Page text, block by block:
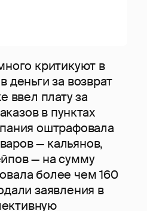
критикуют в
деньги за возврат
ввел плату за
в пунктах
оштрафовала
— кальянов,
— на сумму
более чем 160
заявления в